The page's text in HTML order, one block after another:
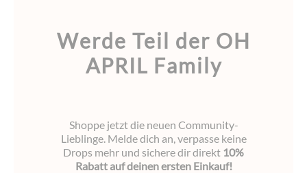
Werde Teil der OH
APRIL Family
Shoppe jetzt die neuen Community-
Lieblinge. Melde dich an, verpasse keine
Drops mehr und sichere dir direkt 10%
Rabatt auf deinen ersten Einkauf!